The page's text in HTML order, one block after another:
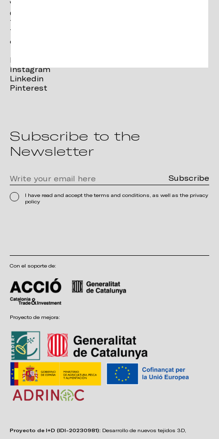
Vergés
Ctra. Brunells s/n 17853,
Tortellà (Girona)
T. +34 972 287 277
contact@verges.design
Instagram
Linkedin
Pinterest
Subscribe to the
Newsletter
I have read and accept the terms and conditions, as well as the privacy
policy
Con el soporte de:
Proyecto de mejora:
Proyecto de I+D (IDI-20230981): Desarrollo de nuevos tejidos 3D,